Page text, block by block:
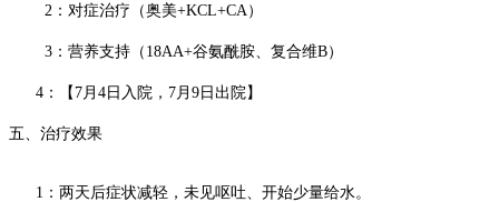
2：对症治疗（奥美+KCL+CA）
3：营养支持（18AA+谷氨酰胺、复合维B）
4：【7月4日入院，7月9日出院】
五、治疗效果
1：两天后症状减轻，未见呕吐、开始少量给水。